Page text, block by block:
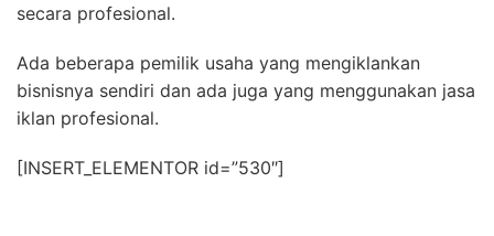
secara profesional.
Ada beberapa pemilik usaha yang mengiklankan
bisnisnya sendiri dan ada juga yang menggunakan jasa
iklan profesional.
[INSERT_ELEMENTOR id=”530″]